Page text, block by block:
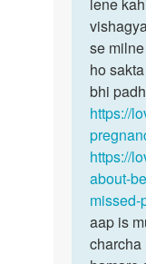
se
ho
bhi
https://
https://
about-
missed-
aap is
charcha